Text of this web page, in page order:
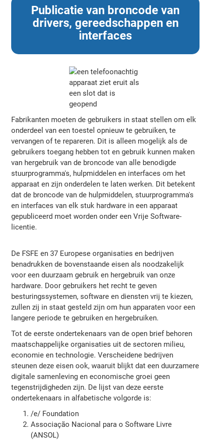
Publicatie van broncode van
drivers, gereedschappen en
interfaces
Fabrikanten moeten de gebruikers in staat stellen om elk
onderdeel van een toestel opnieuw te gebruiken, te
vervangen of te repareren. Dit is alleen mogelijk als de
gebruikers toegang hebben tot en gebruik kunnen maken
van hergebruik van de broncode van alle benodigde
stuurprogramma's, hulpmiddelen en interfaces om het
apparaat en zijn onderdelen te laten werken. Dit betekent
dat de broncode van de hulpmiddelen, stuurprogramma's
en interfaces van elk stuk hardware in een apparaat
gepubliceerd moet worden onder een Vrije Software-
licentie.
De FSFE en 37 Europese organisaties en bedrijven
benadrukken de bovenstaande eisen als noodzakelijk
voor een duurzaam gebruik en hergebruik van onze
hardware. Door gebruikers het recht te geven
besturingssystemen, software en diensten vrij te kiezen,
zullen zij in staat gesteld zijn om hun apparaten voor een
langere periode te gebruiken en hergebruiken.
Tot de eerste ondertekenaars van de open brief behoren
maatschappelijke organisaties uit de sectoren milieu,
economie en technologie. Verscheidene bedrijven
steunen deze eisen ook, waaruit blijkt dat een duurzamere
digitale samenleving en economische groei geen
tegenstrijdigheden zijn. De lijst van deze eerste
ondertekenaars in alfabetische volgorde is:
/e/ Foundation
Associação Nacional para o Software Livre
(ANSOL)